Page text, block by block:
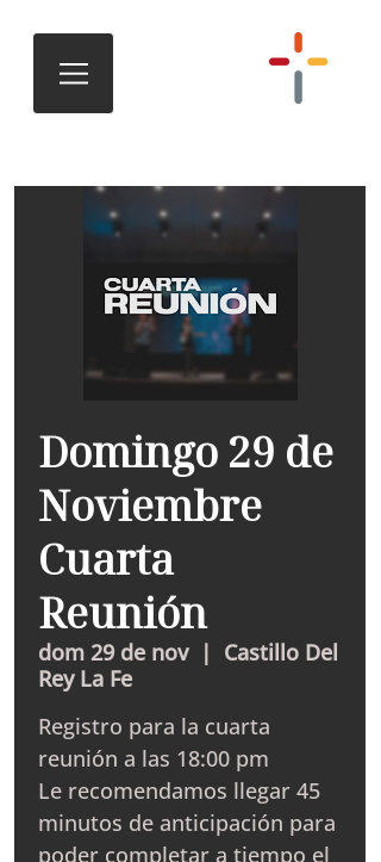
Domingo 29 de
Noviembre
Cuarta
Reunión
dom 29 de nov
  |
Castillo Del
Rey La Fe
Registro para la cuarta
reunión a las 18:00 pm
Le recomendamos llegar 45
minutos de anticipación para
poder completar a tiempo el